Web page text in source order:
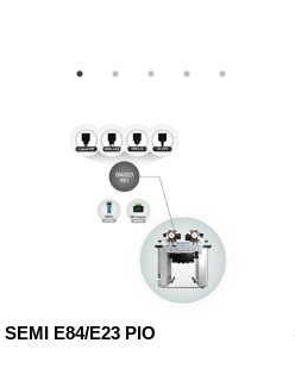
SEMI E84/E23 PIO